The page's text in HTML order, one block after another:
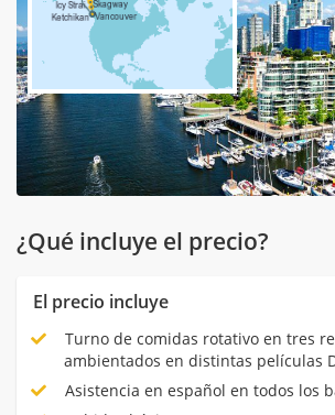
¿Qué incluye el precio?
El precio incluye
Turno de comidas rotativo en tres
ambientados en distintas películas
Asistencia en español en todos los